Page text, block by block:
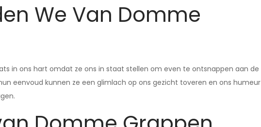
We Van Domme
in ons hart omdat ze ons in staat stellen om even te ontsnappen aan de
eenvoud kunnen ze een glimlach op ons gezicht toveren en ons humeur